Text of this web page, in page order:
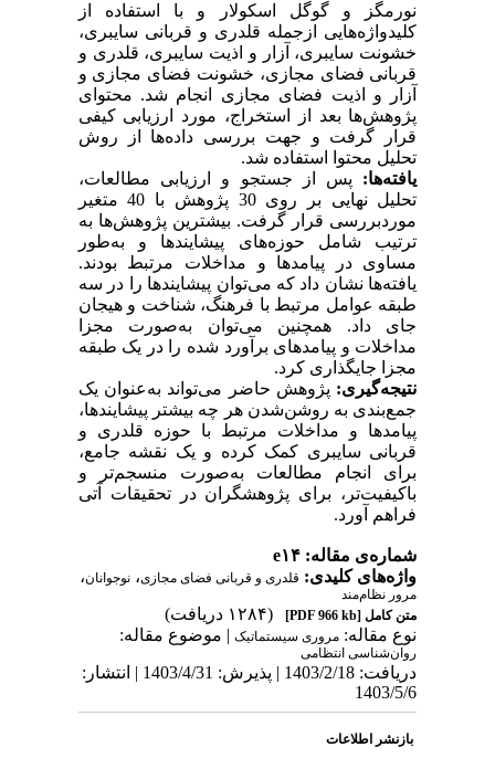
نورمگز و گوگل اسکولار و با استفاده از
کلیدواژه‌هایی ازجمله قلدری و قربانی سایبری،
خشونت سایبری، آزار و اذیت سایبری، قلدری و
قربانی فضای مجازی، خشونت فضای مجازی و
آزار و اذیت فضای مجازی انجام شد. محتوای
پژوهش‌ها بعد از استخراج، مورد ارزیابی کیفی
قرار گرفت و جهت بررسی داده‌ها از روش
تحلیل محتوا استفاده شد.
یافته‌ها: پس از جستجو و ارزیابی مطالعات،
تحلیل نهایی بر روی 30 پژوهش با 40 متغیر
موردبررسی قرار گرفت. بیشترین پژوهش‌ها به
ترتیب شامل حوزه‌های پیشایندها و به‌طور
مساوی در پیامدها و مداخلات مرتبط بودند.
یافته‌ها نشان داد که می‌توان پیشایندها را در سه
طبقه عوامل مرتبط با فرهنگ، شناخت و هیجان
جای داد. همچنین می‌توان به‌صورت مجزا
مداخلات و پیامدهای برآورد شده را در یک طبقه
مجزا جایگذاری کرد.
نتیجه‌گیری: پژوهش حاضر می‌تواند به‌عنوان یک
جمع‌بندی به روشن‌شدن هر چه بیشتر پیشایندها،
پیامدها و مداخلات مرتبط با حوزه قلدری و
قربانی سایبری کمک کرده و یک نقشه جامع،
برای انجام مطالعات به‌صورت منسجم‌تر و
باکیفیت‌تر، برای پژوهشگران در تحقیقات آتی
فراهم آورد.
شماره‌ی مقاله: e۱۴
واژه‌های کلیدی: قلدری و قربانی فضای مجازی، نوجوانان،
مرور نظام‌مند
متن کامل [PDF 966 kb]
(۱۲۸۴ دریافت)
نوع مقاله: مروری سيستماتيک| موضوع مقاله:
روان‌شناسی انتظامی
دریافت: 1403/2/18 | پذیرش: 1403/4/31 | انتشار:
1403/5/6
بازنشر اطلاعات